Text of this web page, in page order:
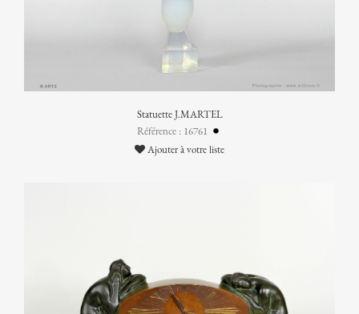
Statuette J.MARTEL
Référence : 16761
Ajouter à votre liste